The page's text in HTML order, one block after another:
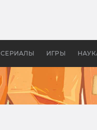
СЕРИАЛЫ ИГРЫ